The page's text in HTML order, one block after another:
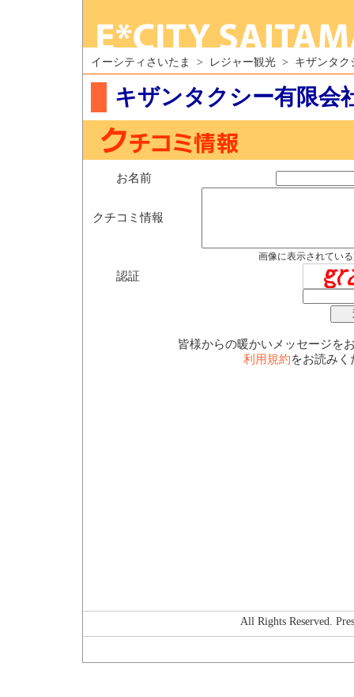
イーシティさいたま > レジャー観光 > キザンタク
キザンタクシー有限会
お名前
クチコミ情報
認証
画像に表示されてい
皆様からの暖かいメッセージを
利用規約をお読みく
All Rights Reserved.